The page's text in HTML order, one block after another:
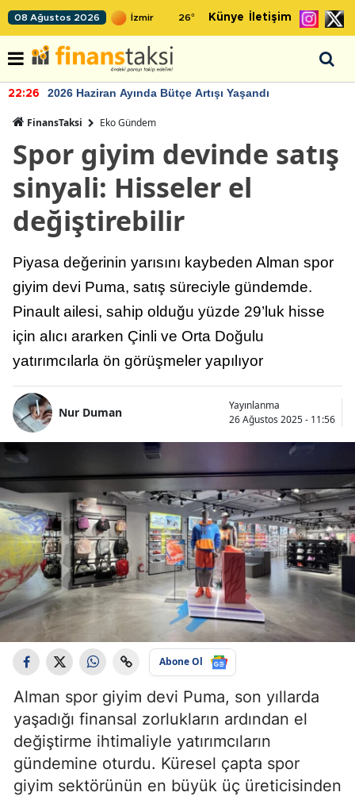
08 Ağustos 2026 26° Künye İletişim
22:26 2026 Haziran Ayında Bütçe Artışı Yaşandı
FinansTaksi Eko Gündem
Spor giyim devinde satış
sinyali: Hisseler el
değiştirebilir
Piyasa değerinin yarısını kaybeden Alman spor
giyim devi Puma, satış süreciyle gündemde.
Pinault ailesi, sahip olduğu yüzde 29’luk hisse
için alıcı ararken Çinli ve Orta Doğulu
yatırımcılarla ön görüşmeler yapılıyor
Nur Duman
Yayınlanma
26 Ağustos 2025 - 11:56
Abone Ol
Alman spor giyim devi Puma, son yıllarda
yaşadığı finansal zorlukların ardından el
değiştirme ihtimaliyle yatırımcıların
gündemine oturdu. Küresel çapta spor
giyim sektörünün en büyük üç üreticisinden